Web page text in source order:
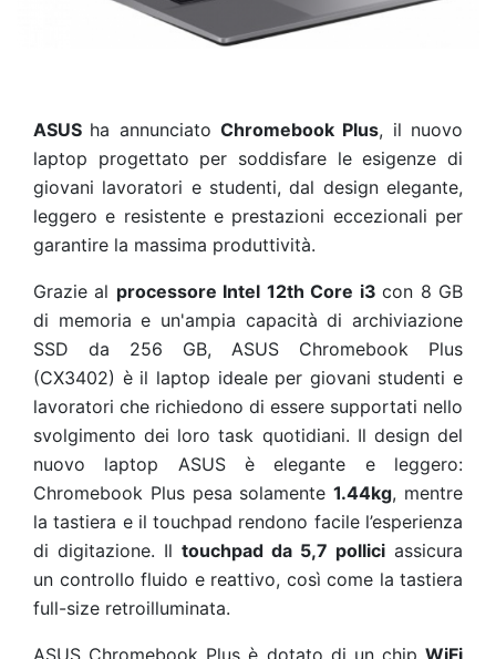
ASUS ha annunciatoChromebook Plus, il nuovo
laptop progettato per soddisfare le esigenze di
giovani lavoratori e studenti, dal design elegante,
leggero e resistente e prestazioni eccezionali per
garantire la massima produttività.
Grazie al processore Intel 12th Core i3con 8 GB
di memoria e un'ampia capacità di archiviazione
SSD da 256 GB, ASUS Chromebook Plus
(CX3402) è il laptop ideale per giovani studenti e
lavoratori che richiedono di essere supportati nello
svolgimento dei loro task quotidiani. Il design del
nuovo laptop ASUS è elegante e leggero:
Chromebook Plus pesa solamente1.44kg, mentre
la tastiera e il touchpad rendono facile l’esperienza
di digitazione. Il touchpad da 5,7 pollici assicura
un controllo fluido e reattivo, così come la tastiera
full-size retroilluminata.
ASUS Chromebook Plus è dotato di un chip WiFi